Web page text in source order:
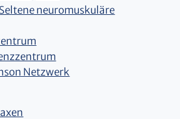
neuromuskuläre
Netzwerk